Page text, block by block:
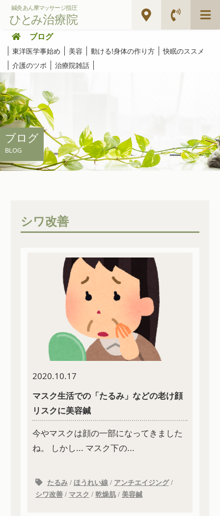
ブログ
東洋医学事始め 美容 動ける!身体の作り方
快眠のススメ
介護のツボ
治療院雑話
ブログ
BLOG
シワ改善
2020.10.17
マスク生活での「たるみ」などの老け顔
リスクに美容鍼
今やマスクは顔の一部になってきました
ね。 しかし... マスク下の...
たるみ/ ほうれい線 / アンチエイジング/
シワ改善/ マスク / 乾燥肌/ 美容鍼